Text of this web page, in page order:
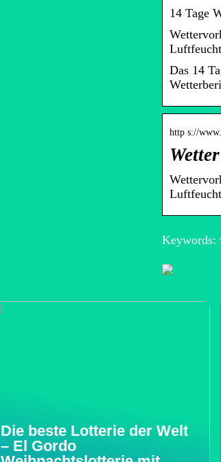
14 Tage
Das 14
http s://
Keywords:
Die beste Lotterie der Welt
– El Gordo